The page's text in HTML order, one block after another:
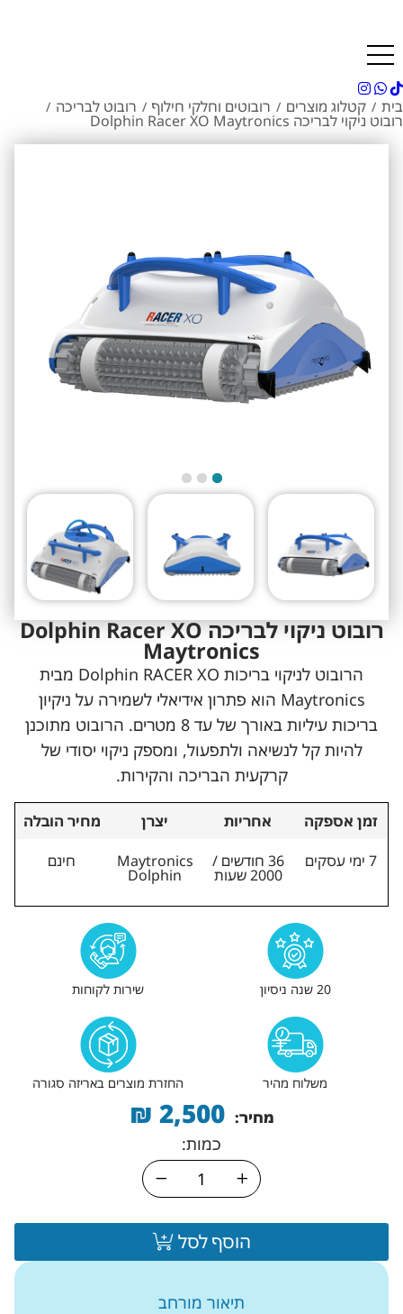
בית / קטלוג מוצרים / רובוטים וחלקי חילוף / רובוט לבריכה /
‏רובוט ניקוי לבריכה Dolphin Racer XO Maytronics
‏רובוט ניקוי לבריכה Dolphin Racer XO
Maytronics
הרובוט לניקוי בריכות Dolphin RACER XO מבית
Maytronics הוא פתרון אידיאלי לשמירה על ניקיון
בריכות עיליות באורך של עד 8 מטרים. הרובוט מתוכנן
להיות קל לנשיאה ולתפעול, ומספק ניקוי יסודי של
קרקעית הבריכה והקירות.
זמן אספקה
7 ימי עסקים
אחריות
36 חודשים /
2000 שעות
יצרן
Maytronics
Dolphin
מחיר הובלה
חינם
20 שנה ניסיון שירות לקוחות
משלוח מהיר החזרת מוצרים באריזה סגורה
מחיר: 2,500
₪
כמות:
הוסף לסל
תיאור מורחב